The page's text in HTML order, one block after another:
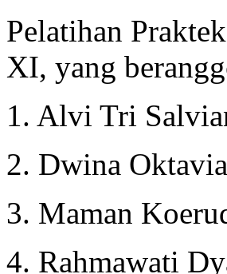
Pelatihan
XI, yang
1. Alvi Tri
2. Dwina
3. Maman
4. Rahmawati